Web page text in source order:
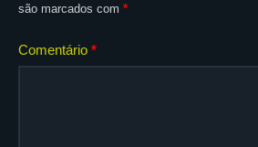
são marcados com *
Comentário *